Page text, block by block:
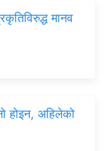
मानव
होइन, अहिलेको